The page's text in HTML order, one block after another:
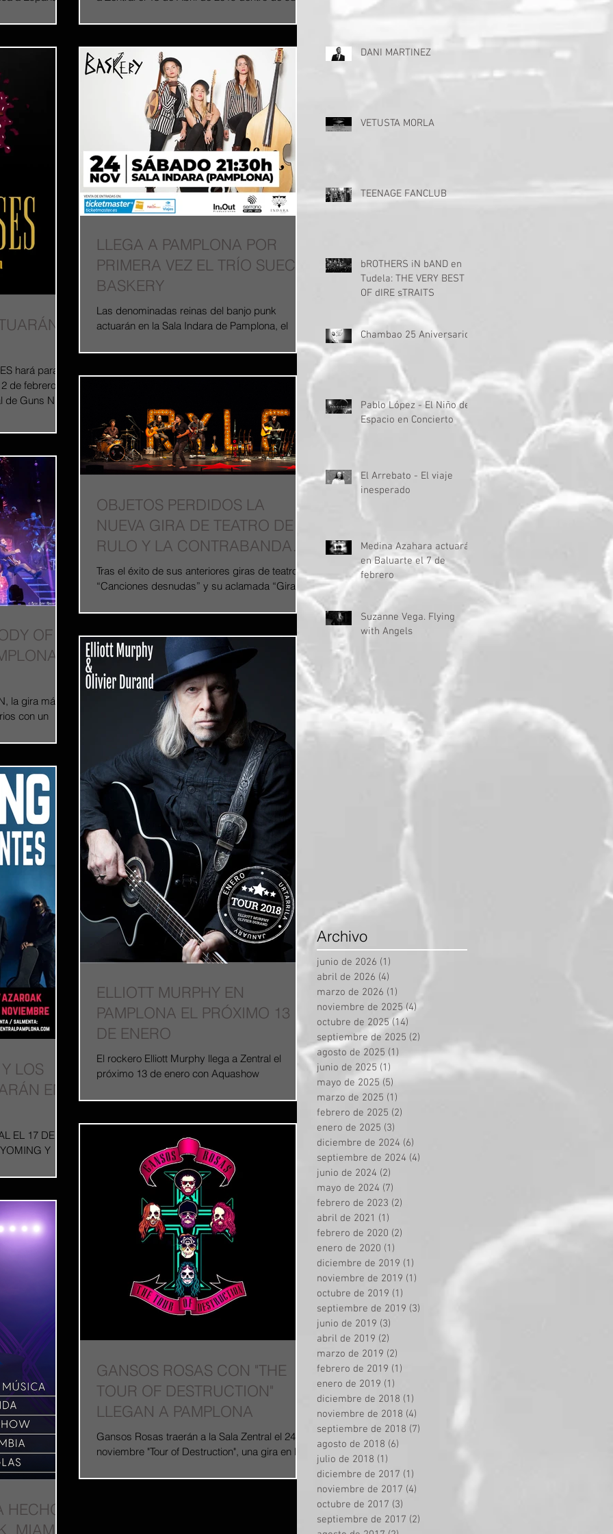
DANI MARTINEZ
VETUSTA MORLA
TEENAGE FANCLUB
bROTHERS iN bAND en
Tudela: THE VERY BEST
OF dIRE sTRAITS
Chambao 25 Aniversario
Pablo López - El Niño del
Espacio en Concierto
El Arrebato - El viaje
inesperado
Medina Azahara actuará
en Baluarte el 7 de
febrero
Suzanne Vega. Flying
with Angels
Archivo
junio de 2026 (1)
abril de 2026 (4) 4 entradas
marzo de 2026 (1)
noviembre de 2025 (4)
octubre de 2025 (14)
septiembre de 2025 (2)
agosto de 2025 (1) 1 entrada
junio de 2025 (1)
mayo de 2025 (5)
marzo de 2025 (1)
febrero de 2025 (2)
enero de 2025 (3)
diciembre de 2024 (6)
septiembre de 2024 (4)
junio de 2024 (2)
mayo de 2024 (7)
febrero de 2023 (2)
abril de 2021 (1)
febrero de 2020 (2)
enero de 2020 (1)
diciembre de 2019 (1)
noviembre de 2019 (1)
octubre de 2019 (1)
septiembre de 2019 (3)
junio de 2019 (3)
abril de 2019 (2)
marzo de 2019 (2)
febrero de 2019 (1)
enero de 2019 (1)
diciembre de 2018 (1)
noviembre de 2018 (4)
septiembre de 2018 (7)
agosto de 2018 (6)
julio de 2018 (1)
diciembre de 2017 (1)
noviembre de 2017 (4)
octubre de 2017 (3)
septiembre de 2017 (2)
hará parada
de febrero.
Guns N...
LLEGA A PAMPLONA POR
PRIMERA VEZ EL TRÍO SUECO
BASKERY
Las denominadas reinas del banjo punk
actuarán en la Sala Indara de Pamplona, el
joven banda...
OF
la gira más
con un
OBJETOS PERDIDOS LA
NUEVA GIRA DE TEATRO DE
RULO Y LA CONTRABANDA
EN PAMPLONA
Tras el éxito de sus anteriores giras de teatro
“Canciones desnudas” y su aclamada “Gira 5
LOS
EN
EL 17 DE
Y
ELLIOTT MURPHY EN
PAMPLONA EL PRÓXIMO 13
DE ENERO
El rockero Elliott Murphy llega a Zentral el
próximo 13 de enero con Aquashow
más de 25 años...
MIAMI,
GANSOS ROSAS CON "THE
TOUR OF DESTRUCTION"
LLEGAN A PAMPLONA
Gansos Rosas traerán a la Sala Zentral el 24 de
noviembre "Tour of Destruction", una gira en la